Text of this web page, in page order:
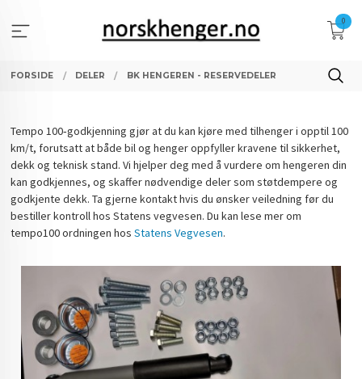
innholdet
0
FORSIDE DELER BK HENGEREN - RESERVEDELER
Tempo 100‑godkjenning gjør at du kan kjøre med tilhenger i opptil 100
km/t, forutsatt at både bil og henger oppfyller kravene til sikkerhet,
dekk og teknisk stand. Vi hjelper deg med å vurdere om hengeren din
kan godkjennes, og skaffer nødvendige deler som støtdempere og
godkjente dekk. Ta gjerne kontakt hvis du ønsker veiledning før du
bestiller kontroll hos Statens vegvesen. Du kan lese mer om
tempo100 ordningen hosStatens Vegvesen.